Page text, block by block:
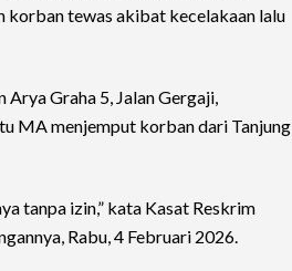
korban tewas akibat kecelakaan lalu
Graha 5, Jalan Gergaji,
MA menjemput korban dari Tanjung
tanpa izin,” kata Kasat Reskrim
Rabu, 4 Februari 2026.